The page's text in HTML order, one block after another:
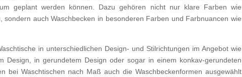
geplant werden können. Dazu gehören nicht nur klare Farben wie
auch Waschbecken in besonderen Farben und Farbnuancen wie
in unterschiedlichen Design- und Stilrichtungen im Angebot wie
Design, in gerundetem Design oder sogar in einem konkav-gerundeten
bei Waschtischen nach Maß auch die Waschbeckenformen ausgewählt